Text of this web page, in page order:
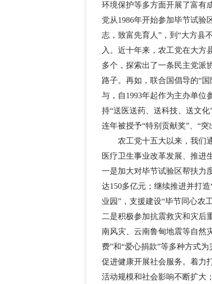
环境保护等多方面开展了富有
党从1986年开始参加毕节试验
志，致富先育人”，到“大方县
入。近十年来，农工党在大方
多个，探索出了一条民主党派
路子。再如，联合国倡导的“
与，自1993年起作为主办单位
持“送医送药、送科技、送文
连年被授予“特别贡献奖”、“突
农工党十五大以来，我们
医疗卫生事业改革发展、推进
一是加大对毕节试验区帮扶力
达150多亿元；继续推进并打
业园”，支援建设“毕节同心农
二是积极参加抗震救灾和灾后
南风灾、云南鲁甸地震等自然
费”和“爱心捐款”等多种方式
促进健康开展社会服务。着力
活动规模和社会影响不断扩大